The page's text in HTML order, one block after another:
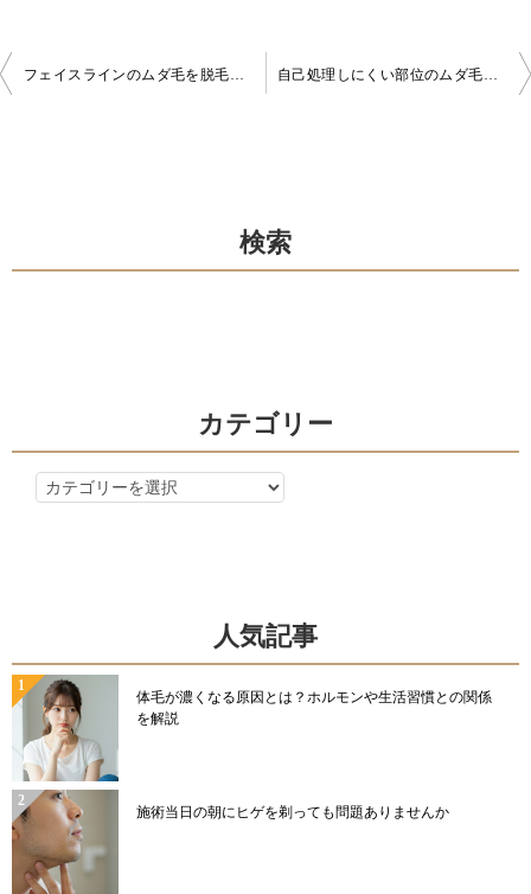
投
フェイスラインのムダ毛を脱毛し、スッキリな輪郭を 自己処理しにくい部位のムダ毛【ヒップにも医療脱毛】
検索
カテゴリー
カ
人気記事
体毛が濃くなる原因とは？ホルモンや生活習慣との関係
を解説
施術当日の朝にヒゲを剃っても問題ありませんか